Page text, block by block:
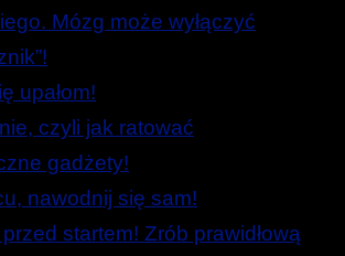
Mózg może wyłączyć
upałom!
czyli jak ratować
gadżety!
nawodnij się sam!
startem! Zrób prawidłową